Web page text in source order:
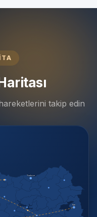
takip edin
Trabzon
Van